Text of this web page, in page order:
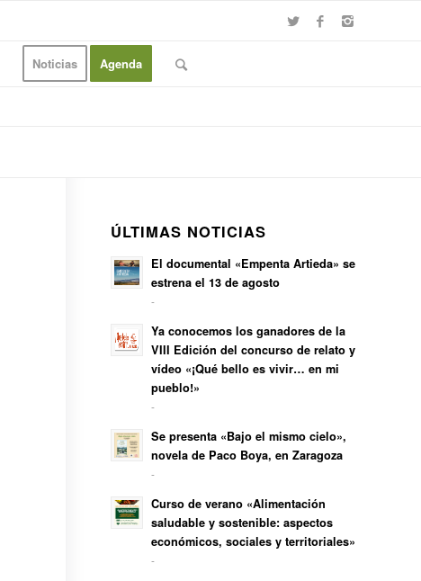
Noticias Agenda
ÚLTIMAS NOTICIAS
El documental «Empenta Artieda» se
estrena el 13 de agosto
-
Ya conocemos los ganadores de la
VIII Edición del concurso de relato y
vídeo «¡Qué bello es vivir… en mi
pueblo!»
-
Se presenta «Bajo el mismo cielo»,
novela de Paco Boya, en Zaragoza
-
Curso de verano «Alimentación
saludable y sostenible: aspectos
económicos, sociales y territoriales»
-